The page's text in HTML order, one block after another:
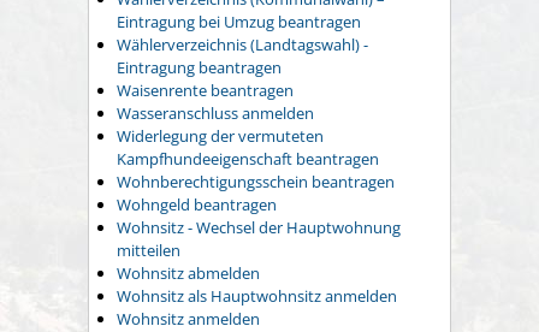
Eintragung bei Umzug beantragen
Wählerverzeichnis (Landtagswahl) -
Eintragung beantragen
Waisenrente beantragen
Wasseranschluss anmelden
Widerlegung der vermuteten
Kampfhundeeigenschaft beantragen
Wohnberechtigungsschein beantragen
Wohngeld beantragen
Wohnsitz - Wechsel der Hauptwohnung
mitteilen
Wohnsitz abmelden
Wohnsitz als Hauptwohnsitz anmelden
Wohnsitz anmelden